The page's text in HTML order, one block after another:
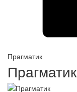
Прагматик
Прагматик